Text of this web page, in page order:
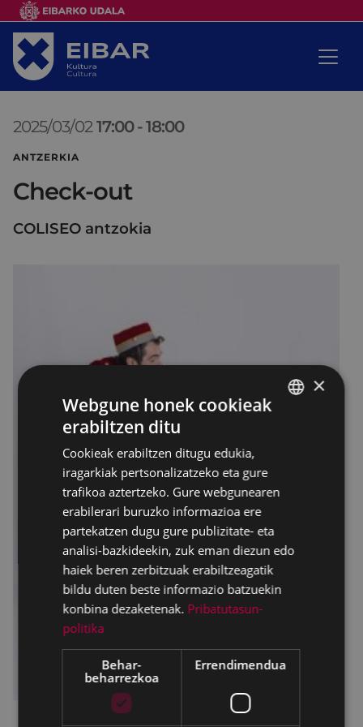
2025/03/02 17:00 -18:00
ANTZERKIA
Check-out
COLISEO antzokia
×
Webgune honek cookieak
erabiltzen ditu
Cookieak erabiltzen ditugu edukia,
iragarkiak pertsonalizatzeko eta gure
trafikoa aztertzeko. Gure webgunearen
erabilerari buruzko informazioa ere
partekatzen dugu gure publizitate- eta
analisi-bazkideekin, zuk eman diezun edo
haiek beren zerbitzuak erabiltzeagatik
bildu duten beste informazio batzuekin
konbina dezaketenak. Pribatutasun-
politika
Behar-
beharrezkoa
Errendimendua